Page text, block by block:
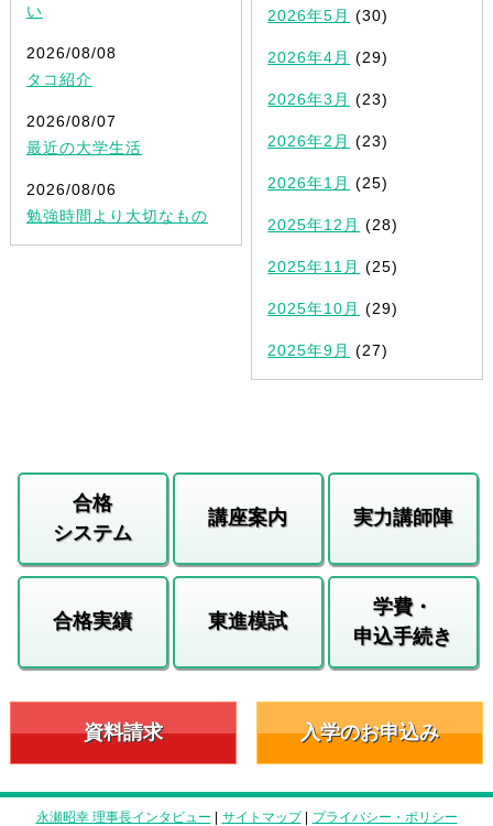
い
2026/08/08
タコ紹介
2026/08/07
最近の大学生活
2026/08/06
勉強時間より大切なもの
2026年5月 (30)
2026年4月 (29)
2026年3月 (23)
2026年2月 (23)
2026年1月 (25)
2025年12月 (28)
2025年11月 (25)
2025年10月 (29)
2025年9月 (27)
合格
システム
講座案内 実力講師陣
合格実績 東進模試
学費・
申込手続き
資料請求 入学のお申込み
永瀬昭幸 理事長インタビュー | サイトマップ| プライバシー・ポリシー